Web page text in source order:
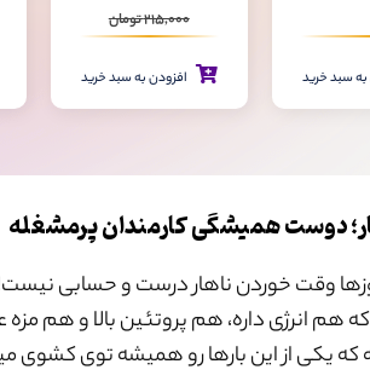
سبد خرید افزودن به سبد خرید
وقت خوردن ناهار درست و حسابی نیست!
انرژی داره، هم پروتئین بالا و هم مزه
که یکی از این بارها رو همیشه توی کشوی